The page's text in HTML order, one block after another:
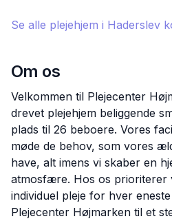
Se alle plejehjem i Haderslev
Om os
Velkommen til Plejecenter
drevet plejehjem beliggende
plads til 26 beboere. Vores
møde de behov, som vores
have, alt imens vi skaber en
atmosfære. Hos os prioriterer
individuel pleje for hver
Plejecenter Højmarken til et